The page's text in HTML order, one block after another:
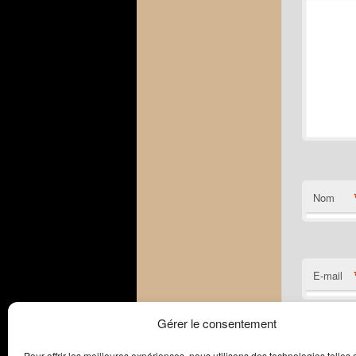
Gérer le consentement
Nom
E-mail